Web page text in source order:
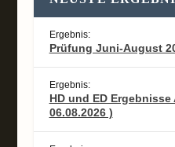
Ergebnis:
Prüfung Juni-August
Ergebnis:
HD und ED
06.08.2026 )